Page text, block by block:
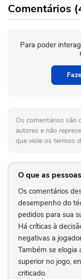
Comentários
Para poder
Os comentários são
autores e não
que viole os termos
O que as
Os comentários
desempenho do
pedidos para sua
Há críticas à
negativas a
Também se elogia
superior no jogo,
criticado.